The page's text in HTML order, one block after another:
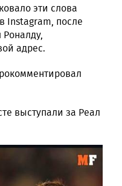
эти слова
Instagram, после
адрес.
выступали за Реал